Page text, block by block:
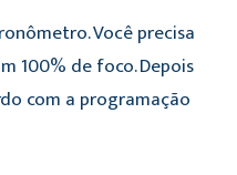
Você precisa
100% de foco. Depois
com a programação